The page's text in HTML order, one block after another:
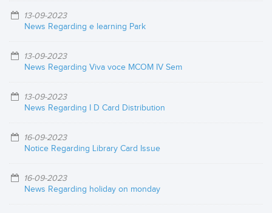
13-09-2023
News Regarding e learning Park
13-09-2023
News Regarding Viva voce MCOM IV Sem
13-09-2023
News Regarding I D Card Distribution
16-09-2023
Notice Regarding Library Card Issue
16-09-2023
News Regarding holiday on monday